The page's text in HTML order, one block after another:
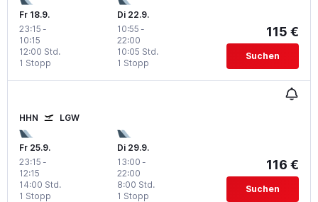
Fr 18.9.
23:15 -
10:15
1 Stopp
12:00 Std.
Di 22.9.
10:55 -
22:00
1 Stopp
10:05 Std.
115 €
Suchen
HHN LGW
Fr 25.9.
23:15 -
12:15
1 Stopp
14:00 Std.
Di 29.9.
13:00 -
22:00
1 Stopp
8:00 Std.
116 €
Suchen